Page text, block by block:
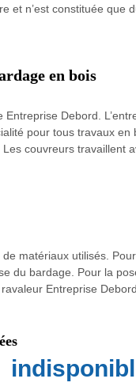
et n’est constituée que
en bois
Debord.
pour tous travaux
couvreurs travaillent
matériaux utilisés.
du bardage. Pour la
Entreprise